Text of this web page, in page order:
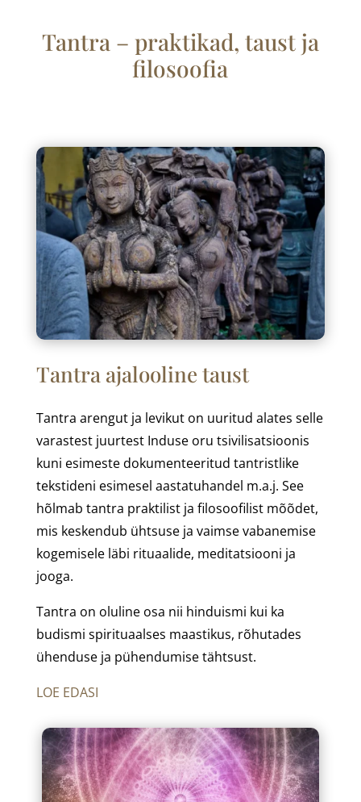
Tantra – praktikad, taust ja
filosoofia
Tantra ajalooline taust
Tantra arengut ja levikut on uuritud alates selle
varastest juurtest Induse oru tsivilisatsioonis
kuni esimeste dokumenteeritud tantristlike
tekstideni esimesel aastatuhandel m.a.j. See
hõlmab tantra praktilist ja filosoofilist mõõdet,
mis keskendub ühtsuse ja vaimse vabanemise
kogemisele läbi rituaalide, meditatsiooni ja
jooga.
Tantra on oluline osa nii hinduismi kui ka
budismi spirituaalses maastikus, rõhutades
ühenduse ja pühendumise tähtsust.
LOE EDASI